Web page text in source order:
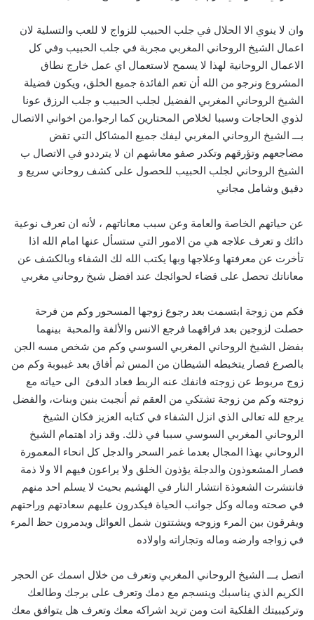
وان لا ينوي الا الحلال في جلب الحبيب للزواج لا للعب والتسلية لان
اعمال الشيخ الروحاني المغربي مجربة في جلب الحبيب وفي كل
الاعمال الروحانية لهذا لا يسمح لاستعمال اي عمل خارج نطاق
المشروع ونرجو من الله أن تعم الفائدة جميع الخلق، ويكون فضيلة
الشيخ الروحاني المغربي الفضيل لجلب الحبيب و جلب الرزق عونا
لذوي الحاجات وسببا لخلاص المحتارين كما ارجوا.من اخواني الاتصال
بـــ الشيخ الروحاني المغربي ليفك جميع المشاكل التي تقض
مضاجعهم وتؤرقهم وتكدر صفو معاشهم ان لا يترددو في الاتصال ب
الشيخ الروحاني لجلب الحبيب للحصول على كشف روحاني سريع و
دقيق وشامل مجاني
عن حياتهم الخاصة والعامة وعن سبب معاناتهم ، لأنه ان تعرف نوعية
دائك و تعرف علاجه هي من الامور التي ستسأل عنها امام الله اذا
تأخرت عن معرفتها وعلاجها وبها يكتب الله لك الشفاء وبالكشف عن
معاناتك تحصل على قضاء لحوائجك عند افضل شيخ روحاني مغربي
فكم من زوجة ابتسمت بعد رجوع زوجها المسحور وكم من فرحة
حصلت لزوجين بعد فراقهما فرجع الانس والألفة والمحبة بينهما
بفضل الشيخ الروحاني المغربي السوسي وكم من شخص مسه الجن
بالصرع فصار يتخبطه الشيطان من المس ثم أفاق بعد غيبوبة وكم من
زوج مربوط عن زوجته فانفك عنه الربط فعاد الدفئ الى حياته مع
زوجته وكم من زوجة تشتكي من العقم ثم أنجبت بنين وبنات، والفضل
يرجع لله تعالى الذي انزل الشفاء في كتابه العزيز فكان الشيخ
الروحاني المغربي السوسي سببا في ذلك. وقد زاد اهتمام الشيخ
الروحاني بهذا المجال بعدما غمر السحر والدجل كل انحاء المعمورة
فصار المشعوذون والدجلة يؤذون الخلق ولا يراعون فيهم الا ولا ذمة
فانتشرت الشعوذة انتشار النار في الهشيم بحيث لا يسلم احد منهم
في صحته وماله وكل جوانب الحياة فيكدرون عليهم سعادتهم وراحتهم
ويفرقون بين المرء وزوجه ويشتتون شمل العوائل ويدمرون حظ المرء
في زواجه وارضه وماله وتجاراته واولاده
اتصل بـــ الشيخ الروحاني المغربي وتعرف من خلال اسمك عن الحجر
الكريم الذي يناسبك وينسجم مع دمك وتعرف على برجك وطالعك
وتركيبيتك الفلكية انت ومن تريد اشراكه معك وتعرف هل يتوافق معك